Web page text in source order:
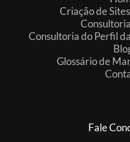
Criação de
Consultoria do Perfil
Glossário de
Fale